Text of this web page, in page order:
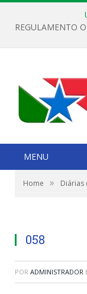
MENU
Home » Diárias
058
POR ADMINISTRADOR